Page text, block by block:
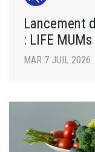
Lancement
: LIFE MUMs
MAR 7 JUIL 2026